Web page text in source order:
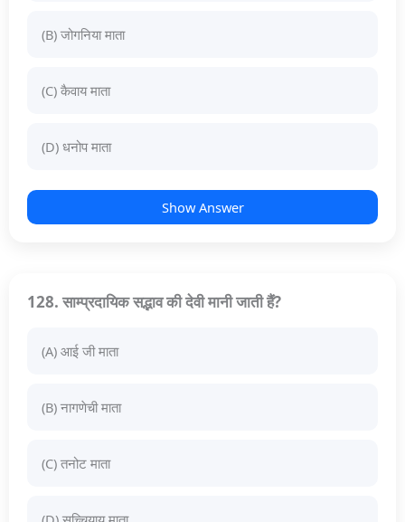
(B) जोगनिया माता
(C) कैवाय माता
(D) धनोप माता
Show Answer
128. साम्प्रदायिक सद्भाव की देवी मानी जाती हैं?
(A) आई जी माता
(B) नागणेची माता
(C) तनोट माता